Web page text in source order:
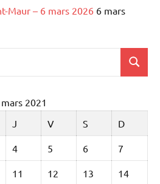
Maur – 6 mars 2026 6 mars
mars 2021
J V S D
4 5 6 7
11 12 13 14